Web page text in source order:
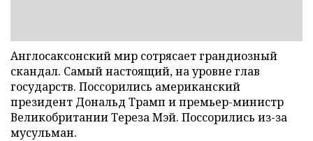
Англосаксонский мир сотрясает грандиозный
скандал. Самый настоящий, на уровне глав
государств. Поссорились американский
президент Дональд Трамп и премьер-министр
Великобритании Тереза Мэй. Поссорились из-за
мусульман.